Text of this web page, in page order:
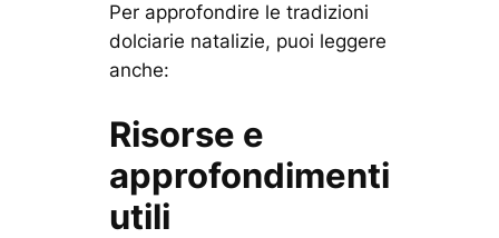
Per approfondire le tradizioni
dolciarie natalizie, puoi leggere
anche:
Risorse e
approfondimenti
utili